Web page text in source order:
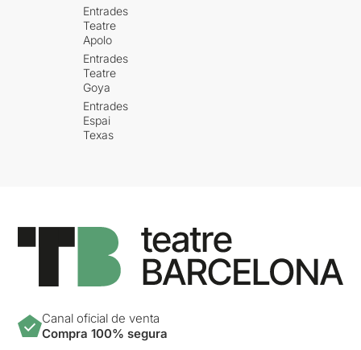
Entrades
Teatre
Apolo
Entrades
Teatre
Goya
Entrades
Espai
Texas
Canal oficial de venta
Compra 100% segura